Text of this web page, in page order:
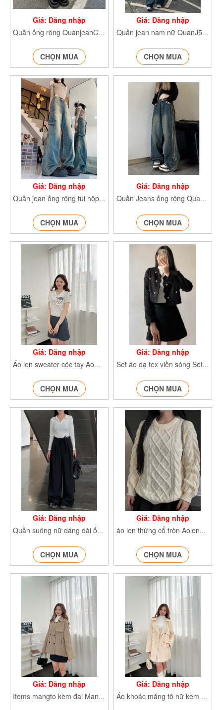
Giá: Đăng nhập
Quần ống rộng QuanjeanCOPUN456
CHỌN MUA
Giá: Đăng nhập
Quần jean nam nữ QuanJ55_
CHỌN MUA
Giá: Đăng nhập
Quần jean ống rộng túi hộp Quan7132_
CHỌN MUA
Giá: Đăng nhập
Quần Jeans ống rộng QuanjeanJ707
CHỌN MUA
Giá: Đăng nhập
Áo len sweater cộc tay Aomongtoghicoduc496
CHỌN MUA
Giá: Đăng nhập
Set áo dạ tex viền sóng Setda204
CHỌN MUA
Giá: Đăng nhập
Quần suông nữ dáng dài ống rộng phối dây Quansuong018
CHỌN MUA
Giá: Đăng nhập
áo len thừng cổ tròn AolenQC2864_
CHỌN MUA
Giá: Đăng nhập
Items mangto kèm đai Mangtodangngan663_
Giá: Đăng nhập
Áo khoác măng tô nữ kèm đai Aomangtodanglung80280